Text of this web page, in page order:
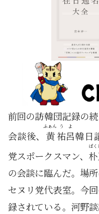
前回の訪韓団記録の
会談後、 黄
ふぁん
祐呂
うよ
韓日
党スポークスマン、 朴
ぱく
の会談に臨んだ。場
セヌリ党代表室。今
録されている。河野